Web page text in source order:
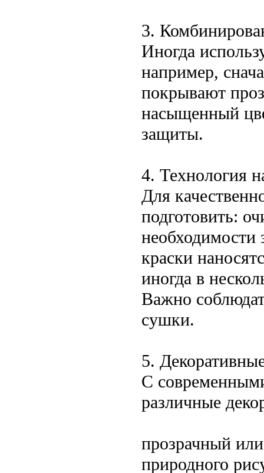
3.
Иногда
например,
покрывают
насыщенный
защиты.
4. Технология
Для
подготовить:
необходимости
краски
иногда в
Важно
сушки.
5.
С
различные
прозрачный
природного